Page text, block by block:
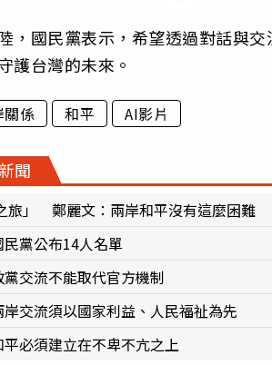
，國民黨表示，希望透過對話與
護台灣的未來。
關係 和平 AI影片
聞
旅」 鄭麗文：兩岸和平沒有這麼困難
黨公布14人名單
交流不能取代官方機制
交流須以國家利益、人民福祉為先
必須建立在不卑不亢之上